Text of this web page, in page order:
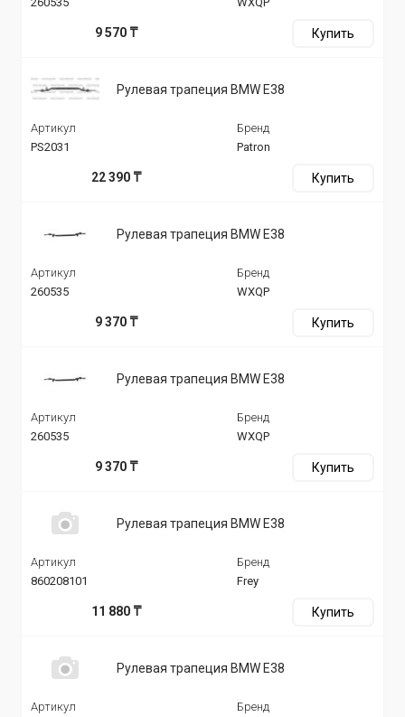
9 570 ₸ Купить
Рулевая трапеция BMW E38
Артикул
PS2031
Бренд
Patron
22 390 ₸ Купить
Рулевая трапеция BMW E38
Артикул
260535
Бренд
WXQP
9 370 ₸ Купить
Рулевая трапеция BMW E38
Артикул
260535
Бренд
WXQP
9 370 ₸ Купить
Рулевая трапеция BMW E38
Артикул
860208101
Бренд
Frey
11 880 ₸ Купить
Рулевая трапеция BMW E38
Артикул
Бренд